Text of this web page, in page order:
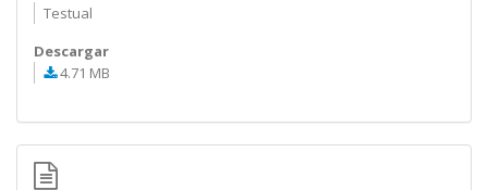
Testual
Descargar
4.71 MB